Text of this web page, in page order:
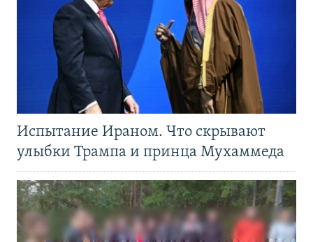
Испытание Ираном. Что скрывают
улыбки Трампа и принца Мухаммеда